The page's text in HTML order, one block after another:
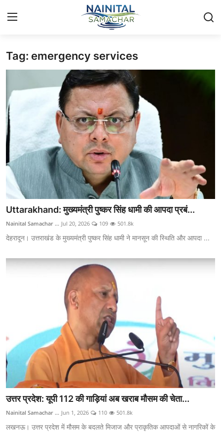
Login Register
🏔️ स्थानीय समाचार
🗳️ राजनीति
🏞️ पर्यटन और संस्कृति
🌍 अंतर्राष्ट्रीय समाचार
💼 व्यापार और अर्थव्यवस्था
Tag: emergency services
Uttarakhand: मुख्यमंत्री पुष्कर सिंह धामी की आपदा प्रबं...
Nainital Samachar ... Jul 20, 2026 109 501.8k
देहरादून। उत्तराखंड के मुख्यमंत्री पुष्कर सिंह धामी ने मानसून की स्थिति और आपदा ...
उत्तर प्रदेश: यूपी 112 की गाड़ियां अब खराब मौसम की चेता...
Nainital Samachar ... Jun 1, 2026 110 501.8k
लखनऊ। उत्तर प्रदेश में मौसम के बदलते मिजाज और प्राकृतिक आपदाओं से नागरिकों के